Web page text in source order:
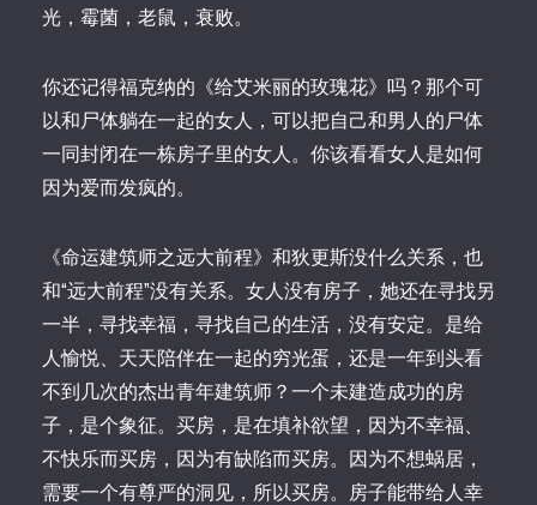
光，霉菌，老鼠，衰败。
你还记得福克纳的《给艾米丽的玫瑰花》吗？那个可
以和尸体躺在一起的女人，可以把自己和男人的尸体
一同封闭在一栋房子里的女人。你该看看女人是如何
因为爱而发疯的。
《命运建筑师之远大前程》和狄更斯没什么关系，也
和“远大前程”没有关系。女人没有房子，她还在寻找另
一半，寻找幸福，寻找自己的生活，没有安定。是给
人愉悦、天天陪伴在一起的穷光蛋，还是一年到头看
不到几次的杰出青年建筑师？一个未建造成功的房
子，是个象征。买房，是在填补欲望，因为不幸福、
不快乐而买房，因为有缺陷而买房。因为不想蜗居，
需要一个有尊严的洞见，所以买房。房子能带给人幸